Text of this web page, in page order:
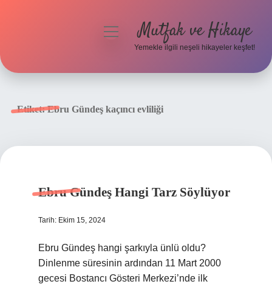
menüyüMutfak ve Hikaye
Yemekle ilgili neşeli hikayeler keşfet!
Etiket:Ebru Gündeş kaçıncı evliliği
Ebru Gündeş Hangi Tarz Söylüyor
Tarih: Ekim 15, 2024
Ebru Gündeş hangi şarkıyla ünlü oldu?
Dinlenme süresinin ardından 11 Mart 2000
gecesi Bostancı Gösteri Merkezi’nde ilk